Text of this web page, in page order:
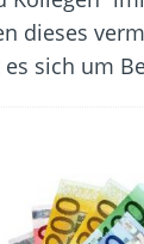
dieses
sich um